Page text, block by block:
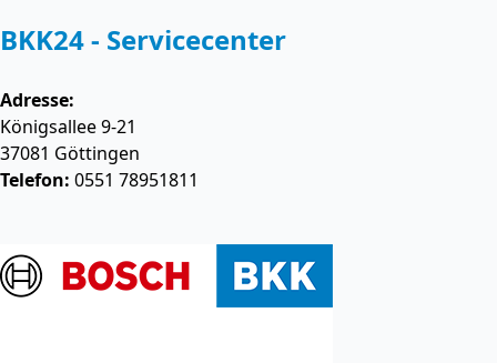
BKK24 - Servicecenter
Adresse:
Königsallee 9-21
37081 Göttingen
Telefon: 0551 78951811